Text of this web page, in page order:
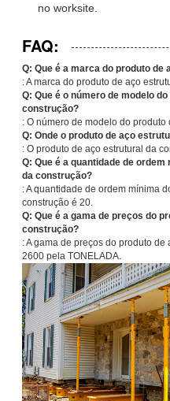
no worksite.
FAQ:
Q: Que é a marca do produto
: A marca do produto de aço
Q: Que é o número de modelo
construção?
: O número de modelo do
Q: Onde o produto de aço
: O produto de aço estrutural da
Q: Que é a quantidade de
da construção?
: A quantidade de ordem mínima
construção é 20.
Q: Que é a gama de preços do
construção?
: A gama de preços do produto
2600 pela TONELADA.